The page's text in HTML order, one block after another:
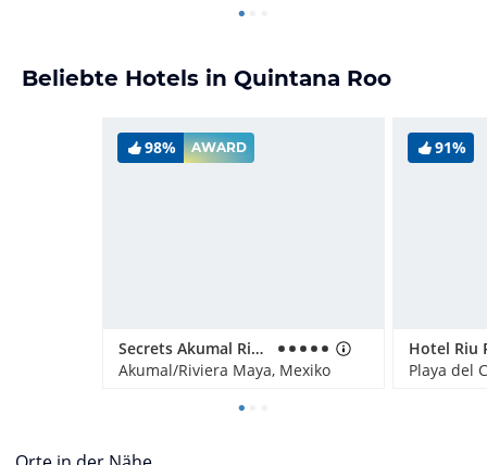
Beliebte Hotels in Quintana Roo
98% AWARD
Secrets Akumal Riviera Maya - Adults only
Akumal/Riviera Maya, Mexiko
91%